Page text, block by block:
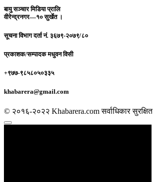
बायु सञ्चार मिडिया प्रालि
वीरेन्द्रनगर—१० सुर्खेत ।
सूचना विभाग दर्ता नं. ३६७९-२०७९/८०
प्रकाशक/सम्पादकमधुवन विसी
+९७७-९८५८०५०३३५
khabarera@gmail.com
© २०१६-२०२२ Khabarera.com सर्वाधिकार सुरक्षित